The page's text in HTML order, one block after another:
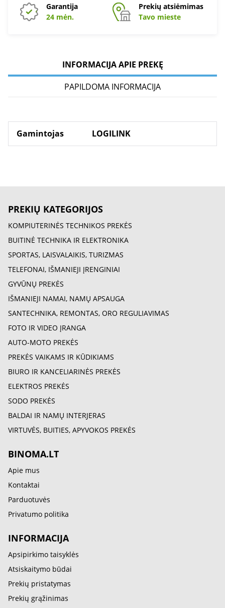
Garantija
24 mėn.
Prekių atsiėmimas
Tavo mieste
INFORMACIJA APIE PREKĘ
PAPILDOMA INFORMACIJA
Gamintojas LOGILINK
PREKIŲ KATEGORIJOS
KOMPIUTERINĖS TECHNIKOS PREKĖS
BUITINĖ TECHNIKA IR ELEKTRONIKA
SPORTAS, LAISVALAIKIS, TURIZMAS
TELEFONAI, IŠMANIEJI ĮRENGINIAI
GYVŪNŲ PREKĖS
IŠMANIEJI NAMAI, NAMŲ APSAUGA
SANTECHNIKA, REMONTAS, ORO REGULIAVIMAS
FOTO IR VIDEO ĮRANGA
AUTO-MOTO PREKĖS
PREKĖS VAIKAMS IR KŪDIKIAMS
BIURO IR KANCELIARINĖS PREKĖS
ELEKTROS PREKĖS
SODO PREKĖS
BALDAI IR NAMŲ INTERJERAS
VIRTUVĖS, BUITIES, APYVOKOS PREKĖS
BINOMA.LT
Apie mus
Kontaktai
Parduotuvės
Privatumo politika
INFORMACIJA
Apsipirkimo taisyklės
Atsiskaitymo būdai
Prekių pristatymas
Prekių grąžinimas